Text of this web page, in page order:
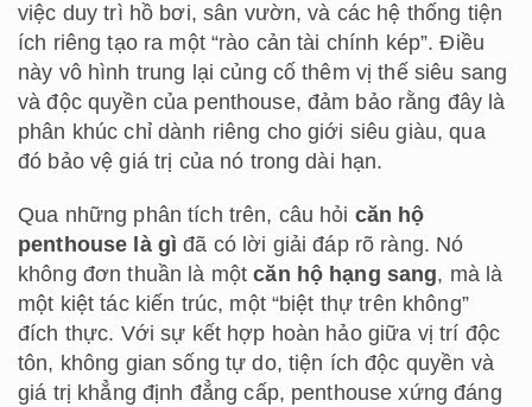
việc duy trì hồ bơi, sân vườn, và các hệ thống tiện
ích riêng tạo ra một “rào cản tài chính kép”. Điều
này vô hình trung lại củng cố thêm vị thế siêu sang
và độc quyền của penthouse, đảm bảo rằng đây là
phân khúc chỉ dành riêng cho giới siêu giàu, qua
đó bảo vệ giá trị của nó trong dài hạn.
Qua những phân tích trên, câu hỏi căn hộ
penthouse là gì đã có lời giải đáp rõ ràng. Nó
không đơn thuần là mộtcăn hộ hạng sang, mà là
một kiệt tác kiến trúc, một “biệt thự trên không”
đích thực. Với sự kết hợp hoàn hảo giữa vị trí độc
tôn, không gian sống tự do, tiện ích độc quyền và
giá trị khẳng định đẳng cấp, penthouse xứng đáng